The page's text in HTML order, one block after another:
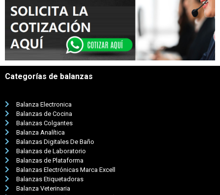
Categorías de balanzas
Balanza Electronica
Balanzas de Cocina
Balanzas Colgantes
Balanza Analítica
Balanzas Digitales De Baño
Balanzas de Laboratorio
Balanzas de Plataforma
Balanzas Electrónicas Marca Excell
Balanzas Etiquetadoras
Balanza Veterinaria